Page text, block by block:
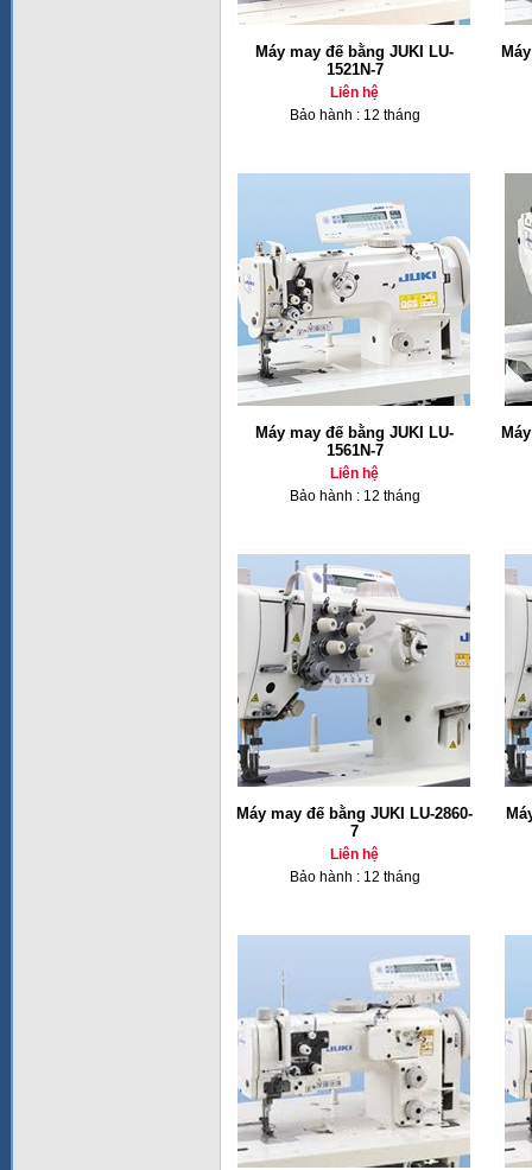
Máy may đế bằng JUKI LU-
1521N-7
Liên hệ
Bảo hành : 12 tháng
Máy may đế bằng JUKI LU-
1561N-7
Liên hệ
Bảo hành : 12 tháng
Máy may đế bằng JUKI LU-2860-
7
Liên hệ
Bảo hành : 12 tháng